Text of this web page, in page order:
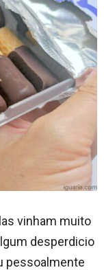
vinham muito
desperdicio
pessoalmente